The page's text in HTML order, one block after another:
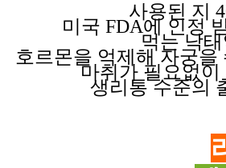
사용된 지
미국 FDA에 인정
먹는 낙
호르몬을 억제해자궁을
마취가 필요없이
생리통 수준의